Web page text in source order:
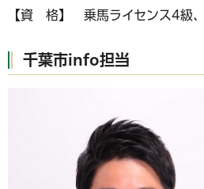
【資 格】 乗馬ライセンス4級、
千葉市info担当